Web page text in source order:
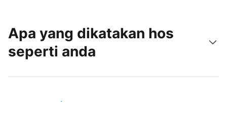
Apa yang dikatakan hos
seperti anda
Sertai hos seperti anda